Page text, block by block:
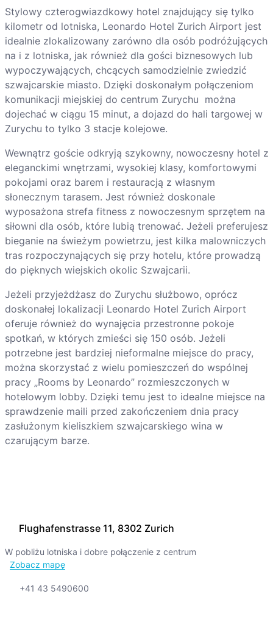
Flughafenstrasse 11, 8302 Zurich
W pobliżu lotniska i dobre połączenie z centrum
Zobacz mapę
+41 43 5490600
Stylowy czterogwiazdkowy hotel znajdujący się tylko
kilometr od lotniska, Leonardo Hotel Zurich Airport jest
idealnie zlokalizowany zarówno dla osób podróżujących
na i z lotniska, jak również dla gości biznesowych lub
wypoczywających, chcących samodzielnie zwiedzić
szwajcarskie miasto. Dzięki doskonałym połączeniom
komunikacji miejskiej do centrum Zurychu można
dojechać w ciągu 15 minut, a dojazd do hali targowej w
Zurychu to tylko 3 stacje kolejowe.
Wewnątrz goście odkryją szykowny, nowoczesny hotel z
eleganckimi wnętrzami, wysokiej klasy, komfortowymi
pokojami oraz barem i restauracją z własnym
słonecznym tarasem. Jest również doskonale
wyposażona strefa fitness z nowoczesnym sprzętem na
siłowni dla osób, które lubią trenować. Jeżeli preferujesz
bieganie na świeżym powietrzu, jest kilka malowniczych
tras rozpoczynających się przy hotelu, które prowadzą
do pięknych wiejskich okolic Szwajcarii.
Jeżeli przyjeżdżasz do Zurychu służbowo, oprócz
doskonałej lokalizacji Leonardo Hotel Zurich Airport
oferuje również do wynajęcia przestronne pokoje
spotkań, w których zmieści się 150 osób. Jeżeli
potrzebne jest bardziej nieformalne miejsce do pracy,
można skorzystać z wielu pomieszczeń do wspólnej
pracy „Rooms by Leonardo” rozmieszczonych w
hotelowym lobby. Dzięki temu jest to idealne miejsce na
sprawdzenie maili przed zakończeniem dnia pracy
zasłużonym kieliszkiem szwajcarskiego wina w
czarującym barze.